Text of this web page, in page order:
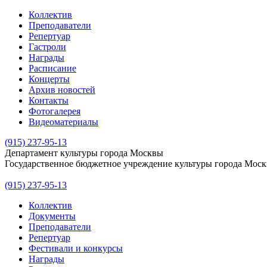
Коллектив
Преподаватели
Репертуар
Гастроли
Награды
Расписание
Концерты
Архив новостей
Контакты
Фотогалерея
Видеоматериалы
(915) 237-95-13
Департамент культуры города Москвы
Государственное бюджетное учреждение культуры города
(915) 237-95-13
Коллектив
Документы
Преподаватели
Репертуар
Фестивали и конкурсы
Награды